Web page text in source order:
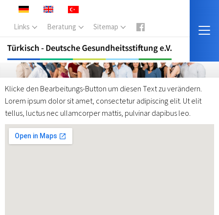
Links Beratung Sitemap
Klicke den Bearbeitungs-Button um diesen Text zu verändern.
Lorem ipsum dolor sit amet, consectetur adipiscing elit. Ut elit
tellus, luctus nec ullamcorper mattis, pulvinar dapibus leo.